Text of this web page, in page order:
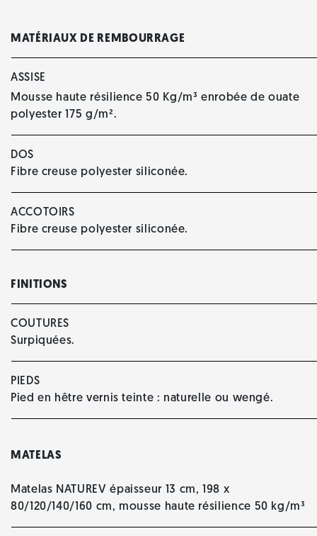
MATÉRIAUX DE REMBOURRAGE
ASSISE
Mousse haute résilience 50 Kg/m³ enrobée de ouate
polyester 175 g/m².
DOS
Fibre creuse polyester siliconée.
ACCOTOIRS
Fibre creuse polyester siliconée.
FINITIONS
COUTURES
Surpiquées.
PIEDS
Pied en hêtre vernis teinte : naturelle ou wengé.
MATELAS
Matelas NATUREV épaisseur 13 cm, 198 x
80/120/140/160 cm, mousse haute résilience 50 kg/m³